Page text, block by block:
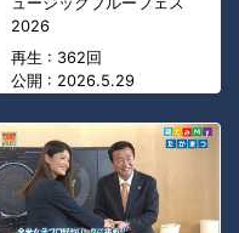
2026
再生 : 362回
公開 : 2026.5.29